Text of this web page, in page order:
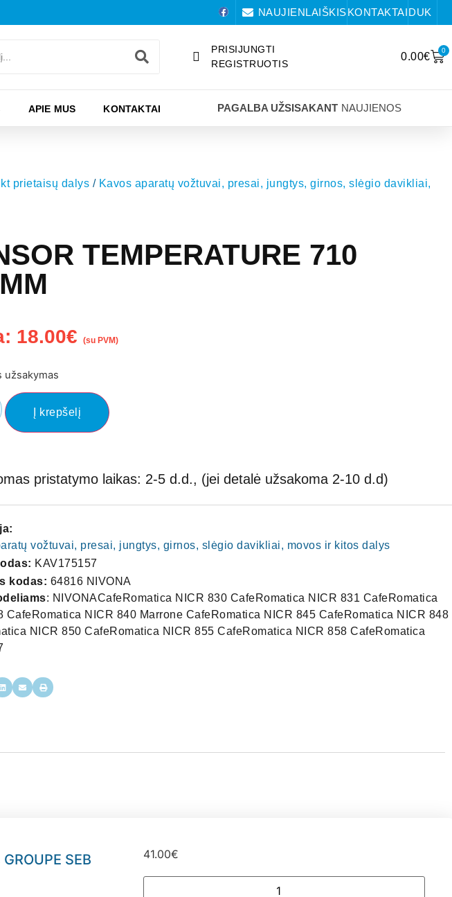
NAUJIENLAIŠKISKONTAKTAIDUK
PRISIJUNGTI
REGISTRUOTIS
0.00€
0
APIE MUS KONTAKTAI PAGALBA UŽSISAKANT NAUJIENOS
prietaisų dalys / Kavos aparatų vožtuvai, presai, jungtys, girnos, slėgio davikliai,
TEMPERATURE 710
18.00€ (su PVM)
užsakymas
Į krepšelį
pristatymo laikas: 2-5 d.d., (jei detalė užsakoma 2-10 d.d)
vožtuvai, presai, jungtys, girnos, slėgio davikliai, movos ir kitos dalys
KAV175157
kodas: 64816 NIVONA
: NIVONACafeRomatica NICR 830 CafeRomatica NICR 831 CafeRomatica
CafeRomatica NICR 840 Marrone CafeRomatica NICR 845 CafeRomatica NICR 848
NICR 850 CafeRomatica NICR 855 CafeRomatica NICR 858 CafeRomatica
SEB
41.00€